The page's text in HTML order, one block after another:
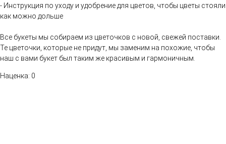
- Инструкция по уходу и удобрение для цветов, чтобы цветы стояли
как можно дольше
Все букеты мы собираем из цветочков с новой, свежей поставки.
Те цветочки, которые не придут, мы заменим на похожие, чтобы
наш с вами букет был таким же красивым и гармоничным.
Наценка: 0